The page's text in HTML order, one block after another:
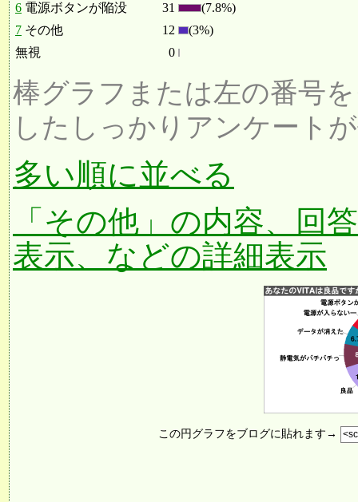
6 電源ボタンが陥没 31
(7.8%)
7 その他 12
(3%)
無視
0
棒グラフまたは左の番号
したしっかりアンケート
多い順に並べる
「その他」の内容、回
表示、などの詳細表示
この円グラフをブログに貼れます→